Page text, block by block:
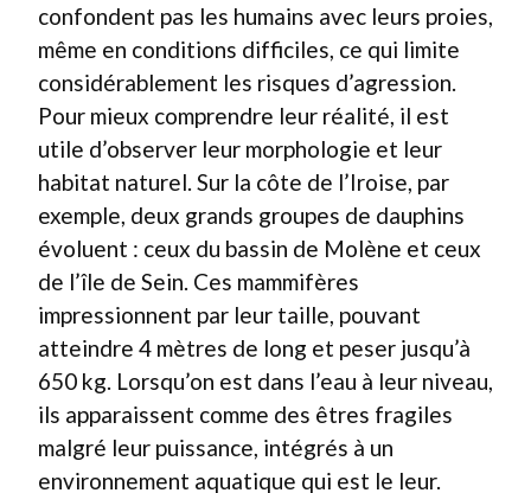
confondent pas les humains avec leurs proies,
même en conditions difficiles, ce qui limite
considérablement les risques d’agression.
Pour mieux comprendre leur réalité, il est
utile d’observer leur morphologie et leur
habitat naturel. Sur la côte de l’Iroise, par
exemple, deux grands groupes de dauphins
évoluent : ceux du bassin de Molène et ceux
de l’île de Sein. Ces mammifères
impressionnent par leur taille, pouvant
atteindre 4 mètres de long et peser jusqu’à
650 kg. Lorsqu’on est dans l’eau à leur niveau,
ils apparaissent comme des êtres fragiles
malgré leur puissance, intégrés à un
environnement aquatique qui est le leur.